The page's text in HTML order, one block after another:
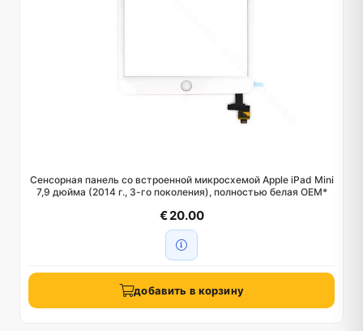
Сенсорная панель со встроенной микросхемой Apple iPad Mini
7,9 дюйма (2014 г., 3-го поколения), полностью белая OEM*
€ 20.00
добавить в корзину